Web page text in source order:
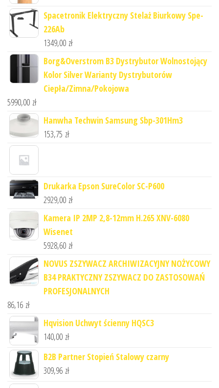
Spacetronik Elektryczny Stelaż Biurkowy Spe-
226Ab
1349,00 zł
Borg&Overstrom B3 Dystrybutor Wolnostojący
Kolor Silver Warianty Dystrybutorów
Ciepła/Zimna/Pokojowa
5990,00 zł
Hanwha Techwin Samsung Sbp-301Hm3
153,75 zł
Drukarka Epson SureColor SC-P600
2929,00 zł
Kamera IP 2MP 2,8-12mm H.265 XNV-6080
Wisenet
5928,60 zł
NOVUS ZSZYWACZ ARCHIWIZACYJNY NOŻYCOWY
B34 PRAKTYCZNY ZSZYWACZ DO ZASTOSOWAŃ
PROFESJONALNYCH
86,16 zł
Hqvision Uchwyt ścienny HQSC3
140,00 zł
B2B Partner Stopień Stalowy czarny
309,96 zł